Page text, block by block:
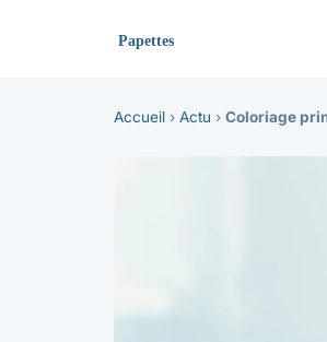
Accueil › Actu › Coloriage